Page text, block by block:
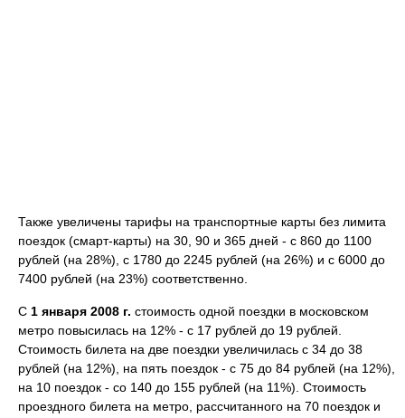
Также увеличены тарифы на транспортные карты без лимита
поездок (смарт-карты) на 30, 90 и 365 дней - с 860 до 1100
рублей (на 28%), с 1780 до 2245 рублей (на 26%) и с 6000 до
7400 рублей (на 23%) соответственно.
С 1 января 2008 г. стоимость одной поездки в московском
метро повысилась на 12% - с 17 рублей до 19 рублей.
Стоимость билета на две поездки увеличилась с 34 до 38
рублей (на 12%), на пять поездок - с 75 до 84 рублей (на 12%),
на 10 поездок - со 140 до 155 рублей (на 11%). Стоимость
проездного билета на метро, рассчитанного на 70 поездок и